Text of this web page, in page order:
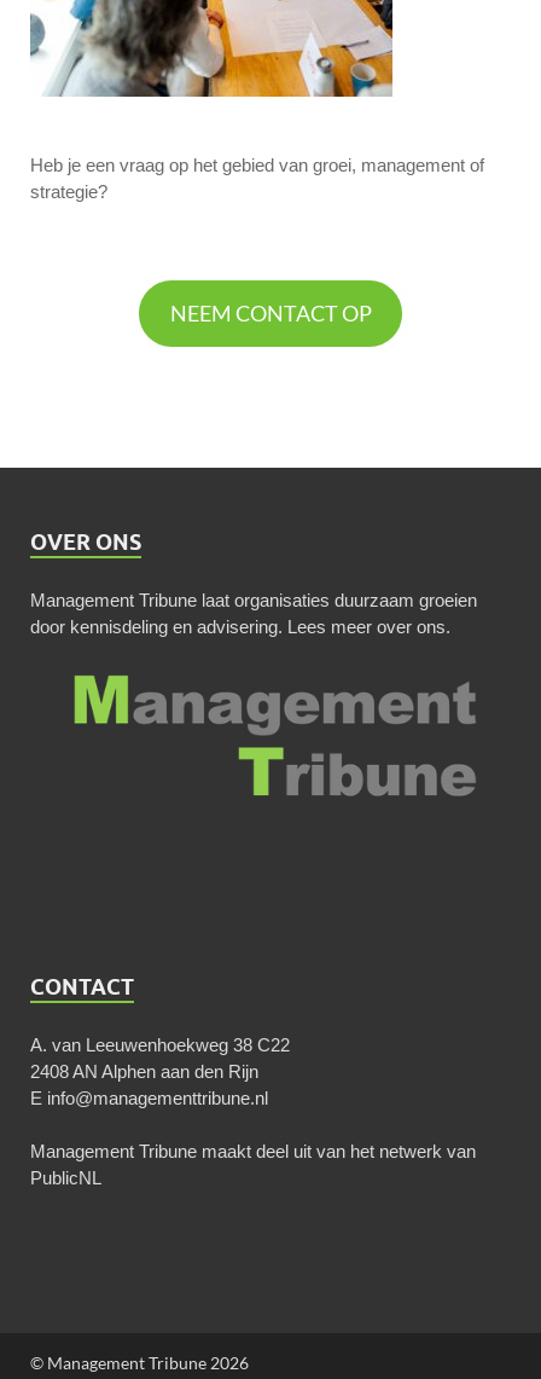
Heb je een vraag op het gebied van groei, management of
strategie?
NEEM CONTACT OP
OVER ONS
Management Tribune laat organisaties duurzaam groeien
door kennisdeling en advisering. Lees meer over ons.
CONTACT
A. van Leeuwenhoekweg 38 C22
2408 AN Alphen aan den Rijn
E info@managementtribune.nl
Management Tribune maakt deel uit van het netwerk van
PublicNL
© Management Tribune 2026